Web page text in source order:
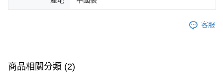
客服
商品相關分類 (2)